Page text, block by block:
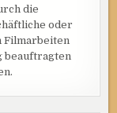
die
oder
Filmarbeiten
beauftragten